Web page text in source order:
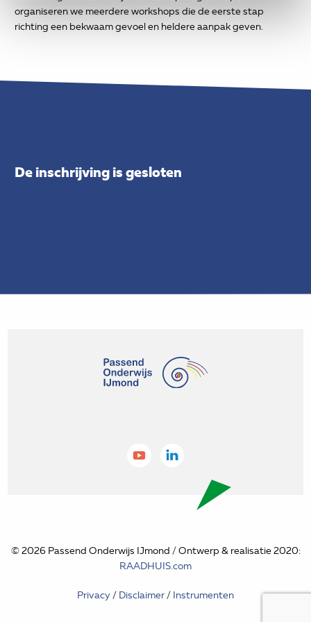
organiseren we meerdere workshops die de eerste stap
richting een bekwaam gevoel en heldere aanpak geven.
De inschrijving is gesloten
© 2026 Passend Onderwijs IJmond / Ontwerp & realisatie 2020:
RAADHUIS.com
Privacy / Disclaimer / Instrumenten